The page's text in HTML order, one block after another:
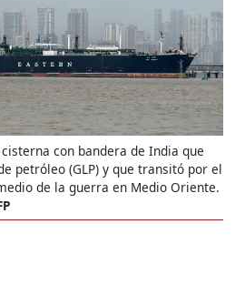
cisterna con bandera de India que
petróleo (GLP) y que transitó por el
de la guerra en Medio Oriente.